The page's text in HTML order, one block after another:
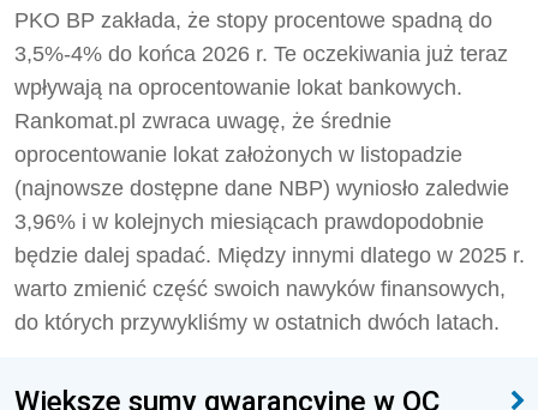
PKO BP zakłada, że stopy procentowe spadną do
3,5%-4% do końca 2026 r. Te oczekiwania już teraz
wpływają na oprocentowanie lokat bankowych.
Rankomat.pl zwraca uwagę, że średnie
oprocentowanie lokat założonych w listopadzie
(najnowsze dostępne dane NBP) wyniosło zaledwie
3,96% i w kolejnych miesiącach prawdopodobnie
będzie dalej spadać. Między innymi dlatego w 2025 r.
warto zmienić część swoich nawyków finansowych,
do których przywykliśmy w ostatnich dwóch latach.
Większe sumy gwarancyjne w OC